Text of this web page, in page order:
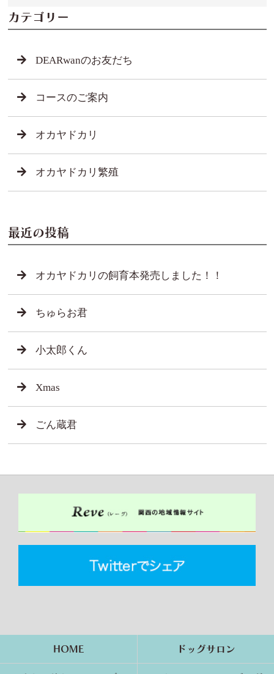
カテゴリー
DEARwanのお友だち
コースのご案内
オカヤドカリ
オカヤドカリ繁殖
最近の投稿
オカヤドカリの飼育本発売しました！！
ちゅらお君
小太郎くん
Xmas
ごん蔵君
HOME ドッグサロン